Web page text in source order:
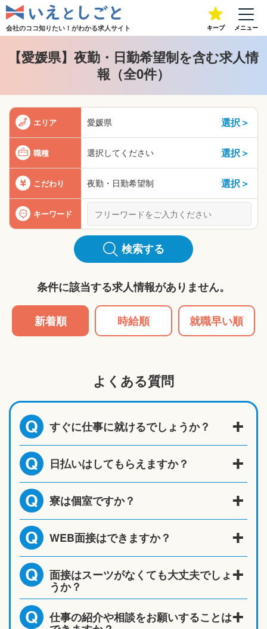
会社のココ知りたい！がわかる求人サイト キープ メニュー
【愛媛県】夜勤・日勤希望制を含む求人情
報（全0件）
エリア 愛媛県 選択＞
職種 選択してください 選択＞
こだわり 夜勤・日勤希望制 選択＞
キーワード
検索する
条件に該当する求人情報がありません。
新着順 時給順 就職早い順
よくある質問
Q すぐに仕事に就けるでしょうか？
Q 日払いはしてもらえますか？
Q 寮は個室ですか？
Q WEB面接はできますか？
Q 面接はスーツがなくても大丈夫でしょ
うか？
Q 仕事の紹介や相談をお願いすることは